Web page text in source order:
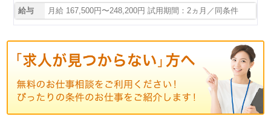
給与 月給 167,500円〜248,200円 試用期間：2ヵ月／同条件